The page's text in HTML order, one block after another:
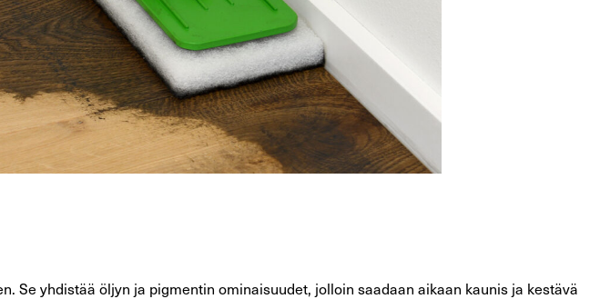
Se yhdistää öljyn ja pigmentin ominaisuudet, jolloin saadaan aikaan kaunis ja kestävä